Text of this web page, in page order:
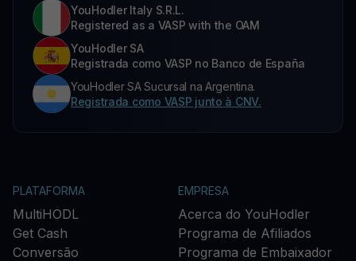
YouHodler Italy S.R.L.
Registered as a VASP with the OAM
YouHodler SA
Registrada como VASP no Banco de España
YouHodler SA Sucursal na Argentina.
Registrada como VASP junto à CNV.
PLATAFORMA
MultiHODL
Get Cash
Conversão
EMPRESA
Acerca do YouHodler
Programa de Afiliados
Programa de Embaixador